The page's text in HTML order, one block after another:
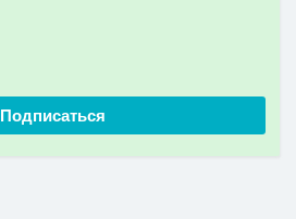
Подписаться